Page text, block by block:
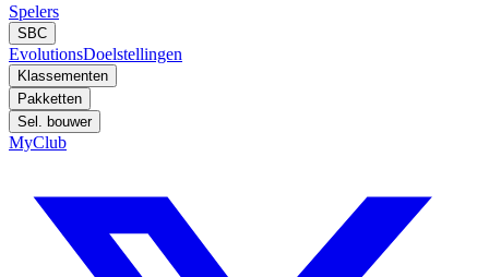
Spelers
SBC
EvolutionsDoelstellingen
Klassementen
Pakketten
Sel. bouwer
MyClub